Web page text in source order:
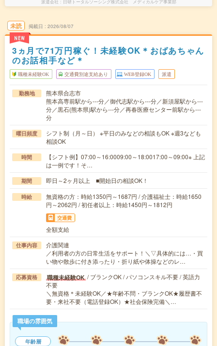
派遣会社 日研トータルソーシング株式会社 メディカルケア事業部
未読
NEW
掲載日 2026/08/07
3ヵ月で71万円稼ぐ！未経験OK＊おばあちゃん
のお話相手など＊
職種未経験OK 交通費別途支給あり WEB登録OK 派遣
勤務地
熊本県合志市
熊本高専前駅から---分／御代志駅から---分／新須屋駅から---
分／黒石(熊本県)駅から---分／再春医療センター前駅から---
分
曜日頻度
シフト制（月～日） ※平日のみなどの相談もOK ※週3なども
相談OK
時間
【シフト例】07:00～16:0009:00～18:0017:00～09:00※ 上記
は一例です！そ…
期間 即日～2ヶ月以上 ■開始日の相談OK！
時給
無資格の方：時給1350円～1687円 / 介護福祉士：時給1650
円～2062円 / 初任者以上：時給1450円～1812円
交通費
全額支給
仕事内容
介護関連
／利用者の方の日常生活をサポート！＼▽具体的には…・買
い物や散歩に付き添ったり・折り紙や体操などのレ…
応募資格 職種未経験OK / ブランクOK / パソコンスキル不要 / 英語力
不要
＼無資格＊未経験OK／★年齢不問・ブランクOK★履歴書不
要・来社不要（電話登録OK）★社会保険完備＼…
職場の雰囲気
年齢層